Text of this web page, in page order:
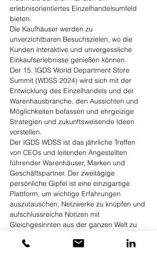
erlebnisorientiertes Einzelhandelsumfeld
bieten.
Die Kaufhäuser werden zu
unverzichtbaren Besuchszielen, wo die
Kunden interaktive und unvergessliche
Einkaufserlebnisse genießen können.
Der 15. IGDS World Department Store
Summit (WDSS 2024) wird sich mit der
Entwicklung des Einzelhandels und der
Warenhausbranche, den Aussichten und
Möglichkeiten befassen und ehrgeizige
Strategien und zukunftsweisende Ideen
vorstellen.
Der IGDS WDSS ist das jährliche Treffen
von CEOs und leitenden Angestellten
führender Warenhäuser, Marken und
Geschäftspartner. Der zweitägige
persönliche Gipfel ist eine einzigartige
Plattform, um wichtige Erfahrungen
auszutauschen, Netzwerke zu knüpfen und
aufschlussreiche Notizen mit
Gleichgesinnten aus der ganzen Welt zu
Vorteile: